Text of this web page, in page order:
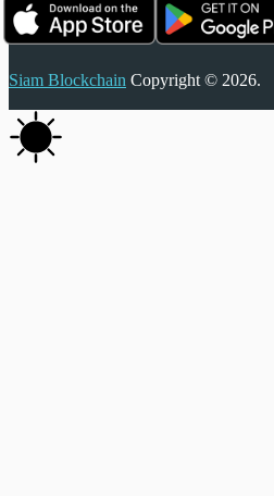
Siam Blockchain Copyright © 2026.